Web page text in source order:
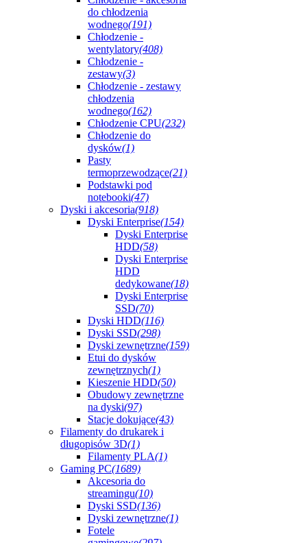
do chłodzenia
wodnego(191)
Chłodzenie -
wentylatory(408)
Chłodzenie -
zestawy(3)
Chłodzenie - zestawy
chłodzenia
wodnego(162)
Chłodzenie CPU(232)
Chłodzenie do
dysków(1)
Pasty
termoprzewodzące(21)
Podstawki pod
notebooki(47)
Dyski i akcesoria(918)
Dyski Enterprise(154)
Dyski Enterprise
HDD(58)
Dyski Enterprise
HDD
dedykowane(18)
Dyski Enterprise
SSD(70)
Dyski HDD(116)
Dyski SSD(298)
Dyski zewnętrzne(159)
Etui do dysków
zewnętrznych(1)
Kieszenie HDD(50)
Obudowy zewnętrzne
na dyski(97)
Stacje dokujące(43)
Filamenty do drukarek i
długopisów 3D(1)
Filamenty PLA(1)
Gaming PC(1689)
Akcesoria do
streamingu(10)
Dyski SSD(136)
Dyski zewnętrzne(1)
Fotele